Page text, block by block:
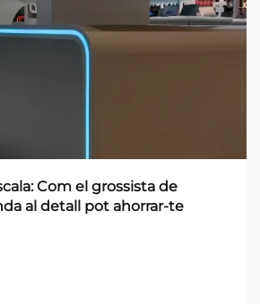
Com el grossista de
al detall pot ahorrar-te